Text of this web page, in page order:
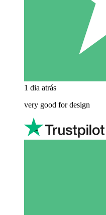
1 dia atrás
very good for design